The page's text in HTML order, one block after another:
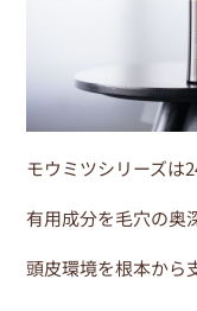
モウミツシリーズは
有用成分を毛穴の奥
頭皮環境を根本から